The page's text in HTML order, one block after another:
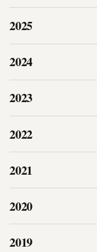
2025
2024
2023
2022
2021
2020
2019